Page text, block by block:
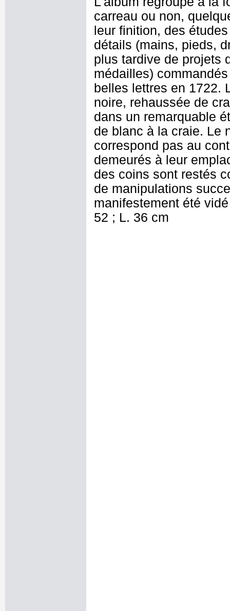
carreau ou non,
leur finition, des
détails (mains, pieds,
plus tardive de projets
médailles)
belles lettres en 1722.
noire, rehaussée de
dans un remarquable
de blanc à la craie. Le
correspond pas au
demeurés à leur
des coins sont restés
de manipulations
manifestement été
52 ; L. 36 cm